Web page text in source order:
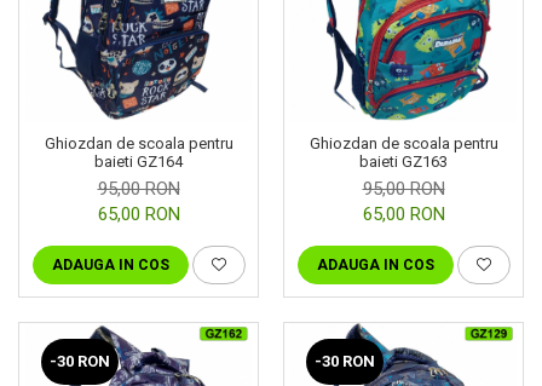
Ghiozdan de scoala pentru
baieti GZ164
95,00 RON
65,00 RON
ADAUGA IN COS
Ghiozdan de scoala pentru
baieti GZ163
95,00 RON
65,00 RON
ADAUGA IN COS
-30 RON -30 RON